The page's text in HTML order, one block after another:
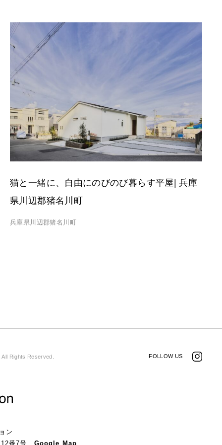
猫と一緒に、自由にのびのび暮らす平屋| 兵庫
県川辺郡猪名川町
兵庫県川辺郡猪名川町
Rights Reserved. FOLLOW US
ン
番7号
Google Map